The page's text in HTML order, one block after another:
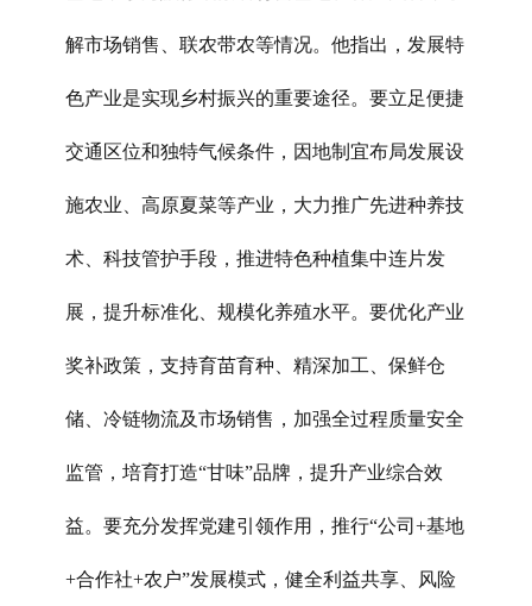
解市场销售、联农带农等情况。他指出，发展特
色产业是实现乡村振兴的重要途径。要立足便捷
交通区位和独特气候条件，因地制宜布局发展设
施农业、高原夏菜等产业，大力推广先进种养技
术、科技管护手段，推进特色种植集中连片发
展，提升标准化、规模化养殖水平。要优化产业
奖补政策，支持育苗育种、精深加工、保鲜仓
储、冷链物流及市场销售，加强全过程质量安全
监管，培育打造“甘味”品牌，提升产业综合效
益。要充分发挥党建引领作用，推行“公司+基地
+合作社+农户”发展模式，健全利益共享、风险